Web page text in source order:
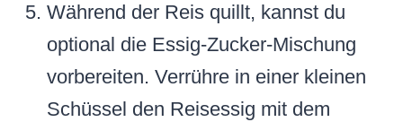
Während der Reis quillt, kannst du
optional die Essig-Zucker-Mischung
vorbereiten. Verrühre in einer kleinen
Schüssel den Reisessig mit dem